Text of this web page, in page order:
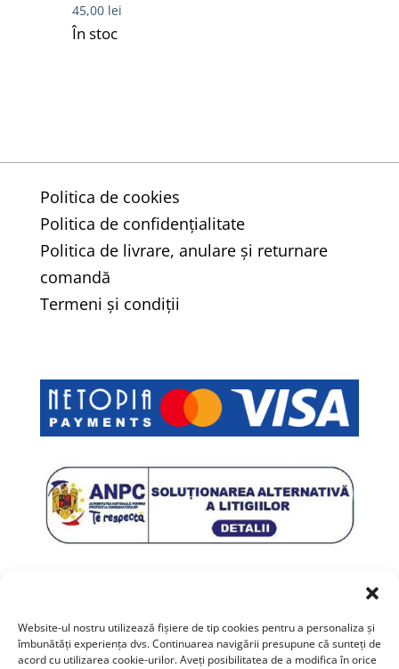
Website-ul nostru utilizează fişiere de tip cookies pentru a personaliza și
îmbunătăți experiența dvs. Continuarea navigării presupune că sunteți de
acord cu utilizarea cookie-urilor. Aveți posibilitatea de a modifica în orice
45,00 lei
În stoc
Politica de cookies
Politica de confidențialitate
Politica de livrare, anulare și returnare
comandă
Termeni și condiții